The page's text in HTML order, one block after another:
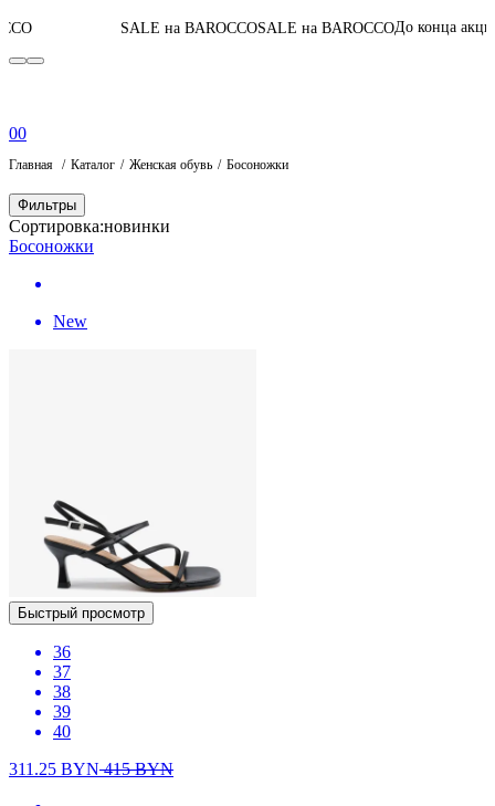
SALE на BAROCCOSALE на BAROCCOДо конца акции05:13:48:42
00
Главная Каталог Женская обувь Босоножки
Фильтры
Сортировка:новинки
Босоножки
New
Быстрый просмотр
36
37
38
39
40
311.25 BYN415BYN